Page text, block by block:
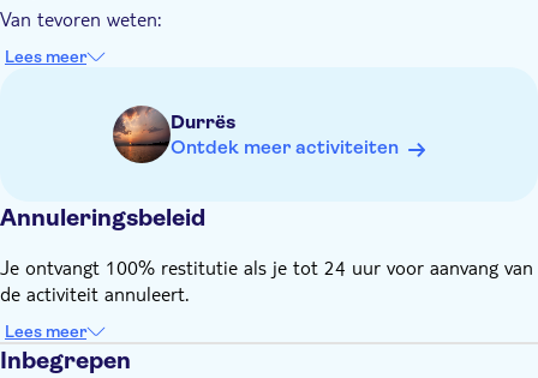
uitgebreide instructies voordat je op avontuur gaat
Van tevoren weten:
Een quad is geschikt voor maximaal 2 personen. Als je met 3
personen bent, moet de derde persoon de exclusieve optie
boeken of een aparte reservering maken
De prijs vanaf 55 euro is voor een gedeelde ATV (2 personen
Alle gasten moeten een lange broek en dichte schoenen
dragen
Vergeet niet mee te nemen:
Een camera
Lees meer
Durrës
Ontdek meer activiteiten
Annuleringsbeleid
Je ontvangt 100% restitutie als je tot 24 uur voor aanvang van
de activiteit annuleert.
Lees meer
Inbegrepen